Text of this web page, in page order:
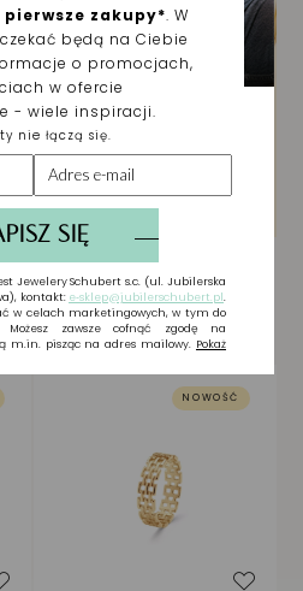
Dodaj do listy życzeń
Dodaj do listy życzeń
NOWOŚĆ